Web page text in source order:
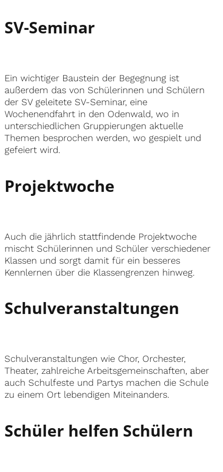
SV-Seminar
Ein wichtiger Baustein der Begegnung ist
außerdem das von Schülerinnen und Schülern
der SV geleitete SV-Seminar, eine
Wochenendfahrt in den Odenwald, wo in
unterschiedlichen Gruppierungen aktuelle
Themen besprochen werden, wo gespielt und
gefeiert wird.
Projektwoche
Auch die jährlich stattfindende Projektwoche
mischt Schülerinnen und Schüler verschiedener
Klassen und sorgt damit für ein besseres
Kennlernen über die Klassengrenzen hinweg.
Schulveranstaltungen
Schulveranstaltungen wie Chor, Orchester,
Theater, zahlreiche Arbeitsgemeinschaften, aber
auch Schulfeste und Partys machen die Schule
zu einem Ort lebendigen Miteinanders.
Schüler helfen Schülern